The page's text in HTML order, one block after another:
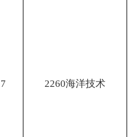
2260海洋技术